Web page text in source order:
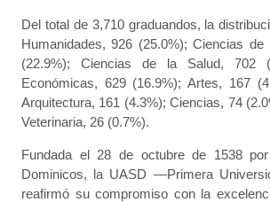
Del total de 3,710 graduandos, la
Humanidades, 926 (25.0%); Ciencias
(22.9%); Ciencias de la Salud, 702
Económicas, 629 (16.9%); Artes, 167
Arquitectura, 161 (4.3%); Ciencias, 74
Veterinaria, 26 (0.7%).
Fundada el 28 de octubre de 1538
Dominicos, la UASD —Primera
reafirmó su compromiso con la